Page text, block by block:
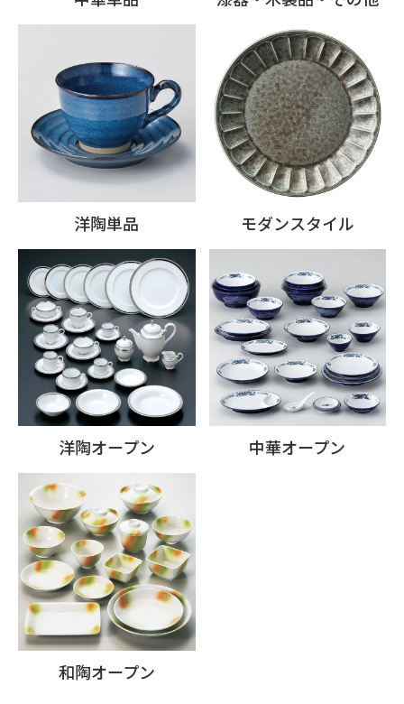
洋陶単品 モダンスタイル
洋陶オープン 中華オープン
和陶オープン